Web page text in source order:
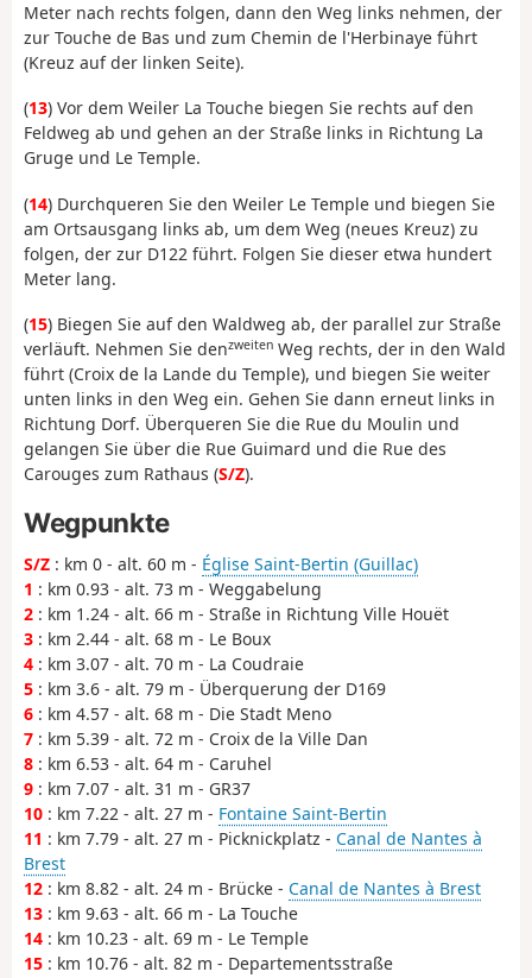
Meter nach rechts folgen, dann den Weg links nehmen, der
zur Touche de Bas und zum Chemin de l'Herbinaye führt
(Kreuz auf der linken Seite).
(13) Vor dem Weiler La Touche biegen Sie rechts auf den
Feldweg ab und gehen an der Straße links in Richtung La
Gruge und Le Temple.
(14) Durchqueren Sie den Weiler Le Temple und biegen Sie
am Ortsausgang links ab, um dem Weg (neues Kreuz) zu
folgen, der zur D122 führt. Folgen Sie dieser etwa hundert
Meter lang.
(15) Biegen Sie auf den Waldweg ab, der parallel zur Straße
verläuft. Nehmen Sie denzweiten Weg rechts, der in den Wald
führt (Croix de la Lande du Temple), und biegen Sie weiter
unten links in den Weg ein. Gehen Sie dann erneut links in
Richtung Dorf. Überqueren Sie die Rue du Moulin und
gelangen Sie über die Rue Guimard und die Rue des
Carouges zum Rathaus (S/Z).
Wegpunkte
S/Z : km 0 - alt. 60 m - Église Saint-Bertin (Guillac)
1 : km 0.93 - alt. 73 m - Weggabelung
2 : km 1.24 - alt. 66 m - Straße in Richtung Ville Houët
3 : km 2.44 - alt. 68 m - Le Boux
4 : km 3.07 - alt. 70 m - La Coudraie
5 : km 3.6 - alt. 79 m - Überquerung der D169
6 : km 4.57 - alt. 68 m - Die Stadt Meno
7 : km 5.39 - alt. 72 m - Croix de la Ville Dan
8 : km 6.53 - alt. 64 m - Caruhel
9 : km 7.07 - alt. 31 m - GR37
10 : km 7.22 - alt. 27 m - Fontaine Saint-Bertin
11 : km 7.79 - alt. 27 m - Picknickplatz - Canal de Nantes à
Brest
12 : km 8.82 - alt. 24 m - Brücke - Canal de Nantes à Brest
13 : km 9.63 - alt. 66 m - La Touche
14 : km 10.23 - alt. 69 m - Le Temple
15 : km 10.76 - alt. 82 m - Departementsstraße